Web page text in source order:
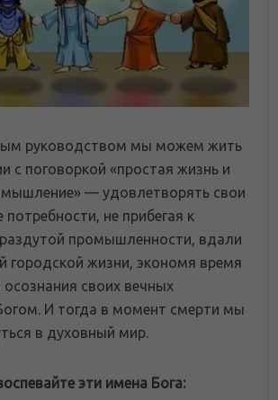
руководством мы можем жить
с поговоркой «простая жизнь и
— удовлетворять свои
не прибегая к
раздутой промышленности, вдали
городской жизни, экономя время
своих вечных
И тогда в момент смерти мы
в духовный мир.
эти имена Бога: